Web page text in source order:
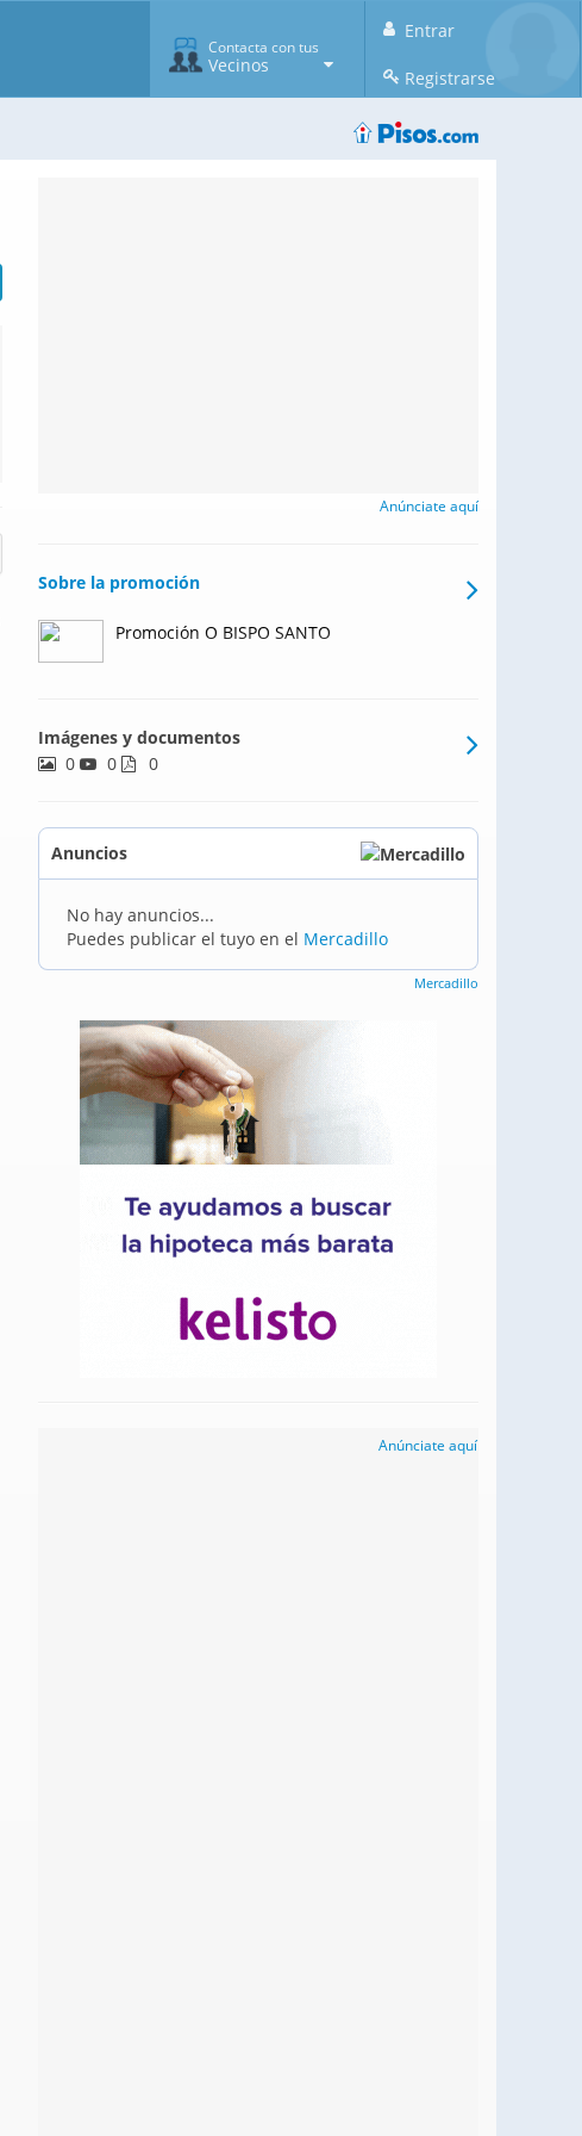
Entrar
Registrarse
Contacta con tus
Vecinos
Anúnciate aquí
Sobre la promoción
Promoción O BISPO SANTO
Imágenes y documentos
0
0 0
Anuncios
No hay anuncios...
Puedes publicar el tuyo en el Mercadillo
Mercadillo
Anúnciate aquí